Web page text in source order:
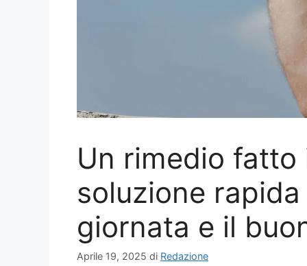
Un rimedio fatto
soluzione
giornata e il
Aprile 19, 2025 di Redazione